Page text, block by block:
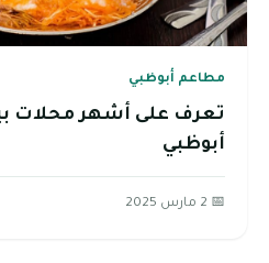
مطاعم أبوظبي
تعرف على أشهر محلات
أبوظبي
📅 2 مارس 2025